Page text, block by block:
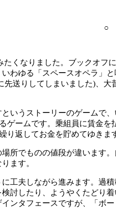
○
くなりました。ブックオフ
わゆる「スペースオペラ」
送りしてしまいました)、
いうストーリーのゲームで
ゲームです。乗組員に賃金
り返してお金を貯めてゆきま
所でものの値段が違います
ます。
工夫しながら進みます。過
討したり、ようやくたどり
ンタフェースですが、「ボ